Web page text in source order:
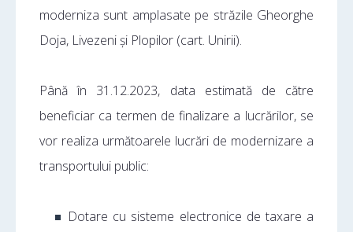
moderniza sunt amplasate pe străzile Gheorghe
Doja, Livezeni și Plopilor (cart. Unirii).
Până în 31.12.2023, data estimată de către
beneficiar ca termen de finalizare a lucrărilor, se
vor realiza următoarele lucrări de modernizare a
transportului public:
Dotare cu sisteme electronice de taxare a